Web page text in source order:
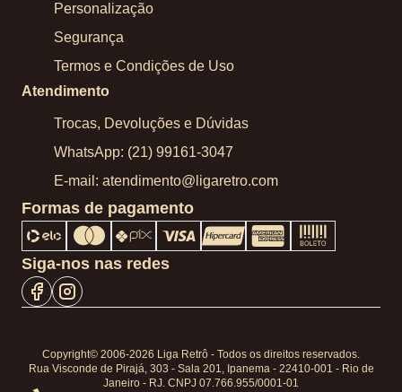
Personalização
Segurança
Termos e Condições de Uso
Atendimento
Trocas, Devoluções e Dúvidas
WhatsApp: (21) 99161-3047
E-mail: atendimento@ligaretro.com
Formas de pagamento
Siga-nos nas redes
Copyright© 2006-2026 Liga Retrô - Todos os direitos reservados.
Rua Visconde de Pirajá, 303 - Sala 201, Ipanema - 22410-001 - Rio de
Janeiro - RJ. CNPJ 07.766.955/0001-01